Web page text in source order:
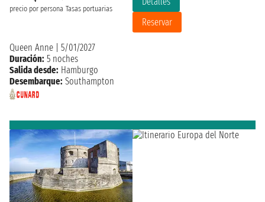
precio por persona Tasas portuarias
Reservar
Queen Anne
5/01/2027
Duración: 5 noches
Salida desde: Hamburgo
Desembarque: Southampton